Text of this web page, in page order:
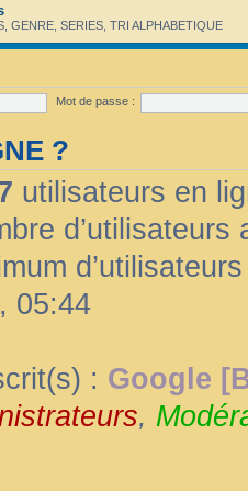
GENRE, SERIES, TRI ALPHABETIQUE
Mot de passe :
?
utilisateurs en
05:44
: Google
,